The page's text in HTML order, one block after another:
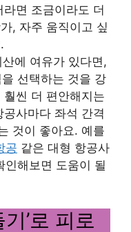
면 조금이라도 더
, 자주 움직이고 싶
산에 여유가 있다면,
선택하는 것을 강
씬 더 편안해지는
사마다 좌석 간격
것이 좋아요. 예를
공 같은 대형 항공사
인해보면 도움이 될
’로 피로